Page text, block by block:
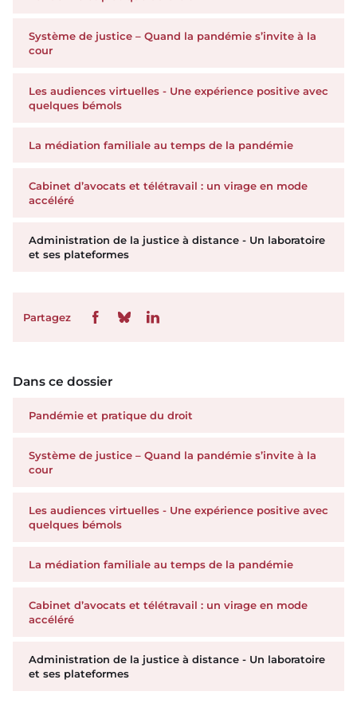
Système de justice – Quand la pandémie s’invite à la
cour
Les audiences virtuelles - Une expérience positive avec
quelques bémols
La médiation familiale au temps de la pandémie
Cabinet d’avocats et télétravail : un virage en mode
accéléré
Administration de la justice à distance - Un laboratoire
et ses plateformes
Partagez
Dans ce dossier
Pandémie et pratique du droit
Système de justice – Quand la pandémie s’invite à la
cour
Les audiences virtuelles - Une expérience positive avec
quelques bémols
La médiation familiale au temps de la pandémie
Cabinet d’avocats et télétravail : un virage en mode
accéléré
Administration de la justice à distance - Un laboratoire
et ses plateformes